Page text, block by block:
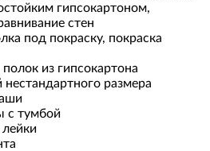
гипсокартоном,
стен
под покраску, покраска
из гипсокартона
размера
с тумбой